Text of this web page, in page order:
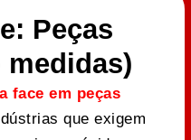
Peças
face em peças
que exigem